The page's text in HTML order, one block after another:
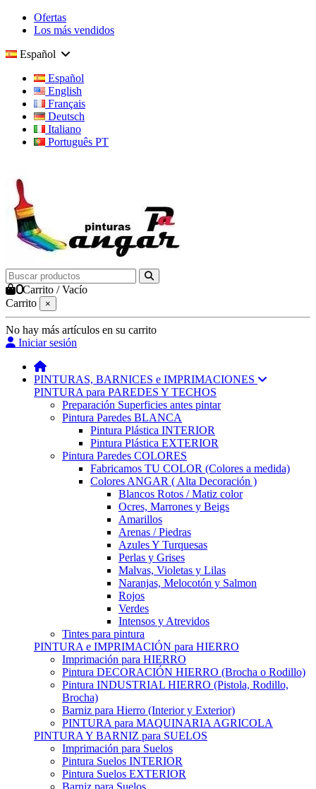
Ofertas
Los más vendidos
Español
Español
English
Français
Deutsch
Italiano
Português PT
0Carrito /Vacío
Carrito
×
No hay más artículos en su carrito
Iniciar sesión
PINTURAS, BARNICES e IMPRIMACIONES
PINTURA para PAREDES Y TECHOS
Preparación Superficies antes pintar
Pintura Paredes BLANCA
Pintura Plástica INTERIOR
Pintura Plástica EXTERIOR
Pintura Paredes COLORES
Fabricamos TU COLOR (Colores a medida)
Colores ANGAR ( Alta Decoración )
Blancos Rotos / Matiz color
Ocres, Marrones y Beigs
Amarillos
Arenas / Piedras
Azules Y Turquesas
Perlas y Grises
Malvas, Violetas y Lilas
Naranjas, Melocotón y Salmon
Rojos
Verdes
Intensos y Atrevidos
Tintes para pintura
PINTURA e IMPRIMACIÓN para HIERRO
Imprimación para HIERRO
Pintura DECORACIÓN HIERRO (Brocha o Rodillo)
Pintura INDUSTRIAL HIERRO (Pistola, Rodillo,
Brocha)
Barniz para Hierro (Interior y Exterior)
PINTURA para MAQUINARIA AGRICOLA
PINTURA Y BARNIZ para SUELOS
Imprimación para Suelos
Pintura Suelos INTERIOR
Pintura Suelos EXTERIOR
Barniz para Suelos